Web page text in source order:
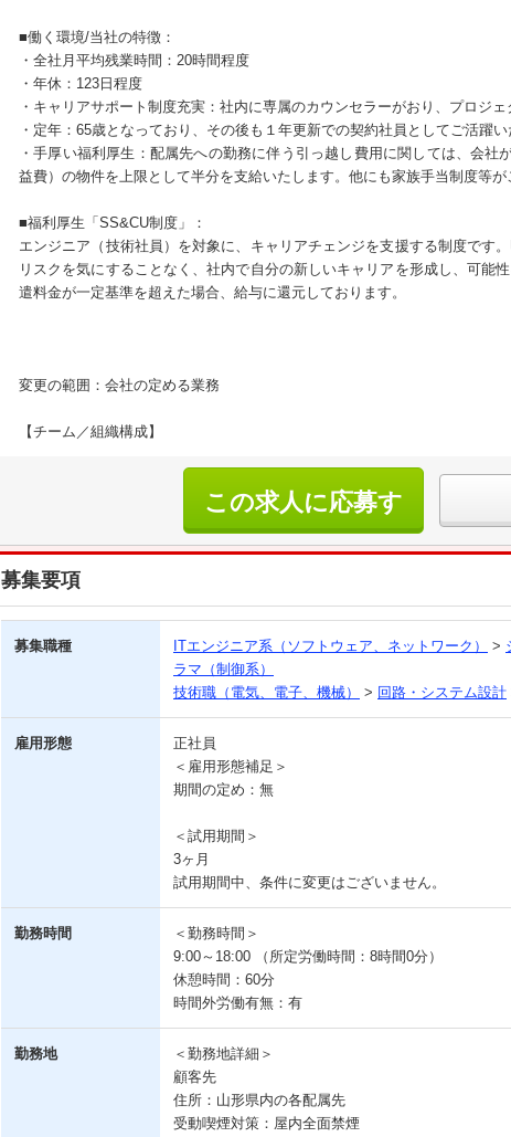
■働く環境/当社の特徴：
・全社月平均残業時間：20時間程度
・年休：123日程度
・キャリアサポート制度充実：社内に専属のカウンセラーがおり、プロジ
・定年：65歳となっており、その後も１年更新での契約社員としてご活躍い
・手厚い福利厚生：配属先への勤務に伴う引っ越し費用に関しては、会
益費）の物件を上限として半分を支給いたします。他にも家族手当制度等が
■福利厚生「SS&CU制度」：
エンジニア（技術社員）を対象に、キャリアチェンジを支援する制度です
リスクを気にすることなく、社内で自分の新しいキャリアを形成し、可能
遣料金が一定基準を超えた場合、給与に還元しております。
変更の範囲：会社の定める業務
【チーム／組織構成】
この求人に応募す
る
募集要項
募集職種 ITエンジニア系（ソフトウェア、ネットワーク） >
ラマ（制御系）
技術職（電気、電子、機械）
> 回路・システム設計
雇用形態
正社員
＜雇用形態補足＞
期間の定め：無
＜試用期間＞
3ヶ月
試用期間中、条件に変更はございません。
勤務時間
＜勤務時間＞
9:00～18:00 （所定労働時間：8時間0分）
休憩時間：60分
時間外労働有無：有
勤務地
＜勤務地詳細＞
顧客先
住所：山形県内の各配属先
受動喫煙対策：屋内全面禁煙